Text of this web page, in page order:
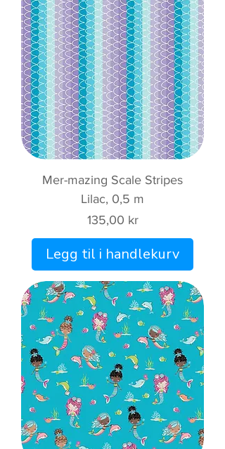
Mer-mazing Scale Stripes
Lilac, 0,5 m
Pris
135,00 kr
Legg til i handlekurv